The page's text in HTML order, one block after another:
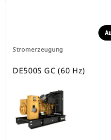
Stromerzeugung
DE500S GC (60 Hz)